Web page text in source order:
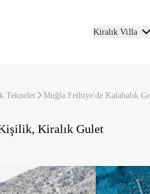
Kiralık Villa
Tekneler Muğla Fethiye'de Kalabalık
Kiralık Gulet